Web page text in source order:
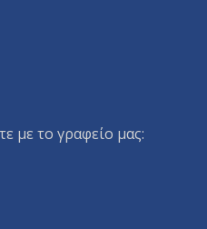
με το γραφείο μας: